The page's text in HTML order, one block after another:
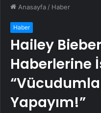
Anasayfa / Haber
Haber
Hailey
Haberlerine
Yapayım!”